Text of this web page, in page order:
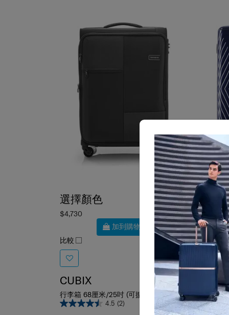
選擇顏色
$4,730
加到購物車
比較
CUBIX
行李箱 68厘米/25吋 (可擴充)
4.5 (2)
選
$3,800
比較
行李箱